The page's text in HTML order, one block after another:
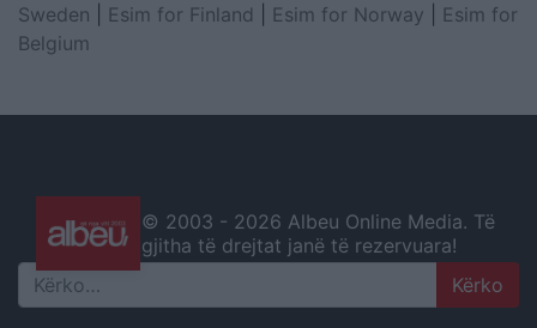
Sweden
Esim for Finland Esim for Norway
Esim for
Belgium
© 2003 - 2026 Albeu Online Media. Të
gjitha të drejtat janë të rezervuara!
Search